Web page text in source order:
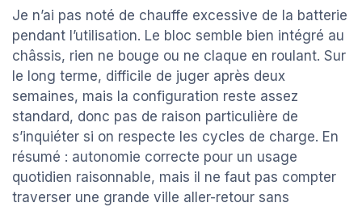
Je n’ai pas noté de chauffe excessive de la batterie
pendant l’utilisation. Le bloc semble bien intégré au
châssis, rien ne bouge ou ne claque en roulant. Sur
le long terme, difficile de juger après deux
semaines, mais la configuration reste assez
standard, donc pas de raison particulière de
s’inquiéter si on respecte les cycles de charge. En
résumé : autonomie correcte pour un usage
quotidien raisonnable, mais il ne faut pas compter
traverser une grande ville aller-retour sans